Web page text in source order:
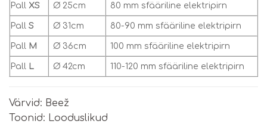
Pall XS Ø 25cm 80 mm sfääriline elektripirn
Pall S Ø 31cm 80-90 mm sfääriline elektripirn
Pall M Ø 36cm 100 mm sfääriline elektripirn
Pall L Ø 42cm 110-120 mm sfääriline elektripirn
Värvid: Beež
Toonid: Looduslikud